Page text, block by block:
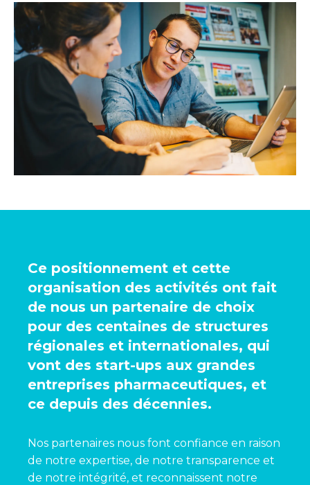
Ce positionnement et cette
organisation des activités ont fait
de nous un partenaire de choix
pour des centaines de structures
régionales et internationales, qui
vont des start-ups aux grandes
entreprises pharmaceutiques, et
ce depuis des décennies.
Nos partenaires nous font confiance en raison
de notre expertise, de notre transparence et
de notre intégrité, et reconnaissent notre